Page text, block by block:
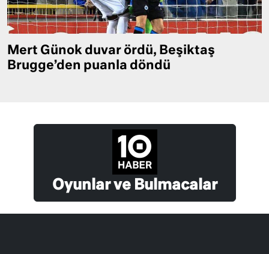
Mert Günok duvar ördü, Beşiktaş
Brugge’den puanla döndü
Oyunlar ve Bulmacalar